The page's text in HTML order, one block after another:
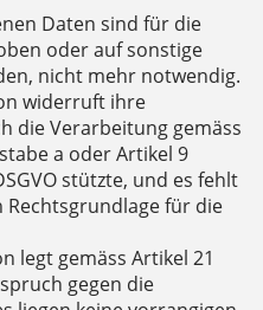
Daten sind für die
oder auf sonstige
nicht mehr notwendig.
widerruft ihre
die Verarbeitung gemäss
a oder Artikel 9
stützte, und es fehlt
für die
legt gemäss Artikel 21
gegen die